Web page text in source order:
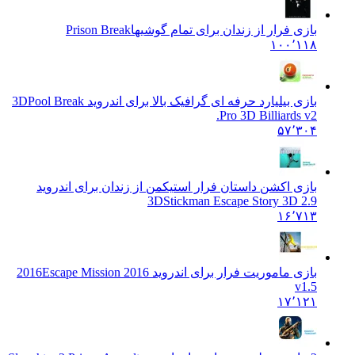
بازی فرار از زندان برای تمام گوشیهاPrison Break
۱۰۰٬۱۱۸
بازی بیلیارد حرفه ای گرافیک بالا برای اندروید 3D Pool Break
Pro 3D Billiards v2.
۵۷٬۳۰۴
بازی اکشن داستان فرار استیکمن از زندان برای اندروید
3DStickman Escape Story 3D 2.9
۱۶٬۷۱۳
بازی ماموریت فرار برای اندروید 2016 Escape Mission 2016
۱۷٬۱۲۱